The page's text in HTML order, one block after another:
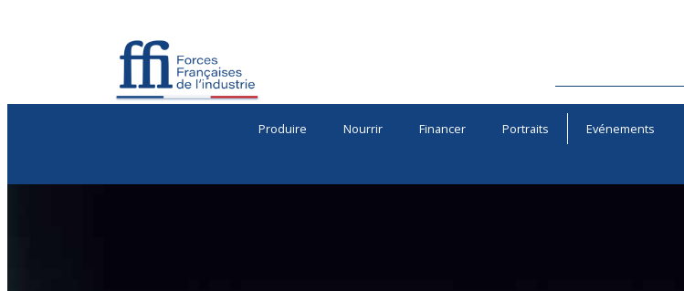
Produire Nourrir Financer Portraits Evénements